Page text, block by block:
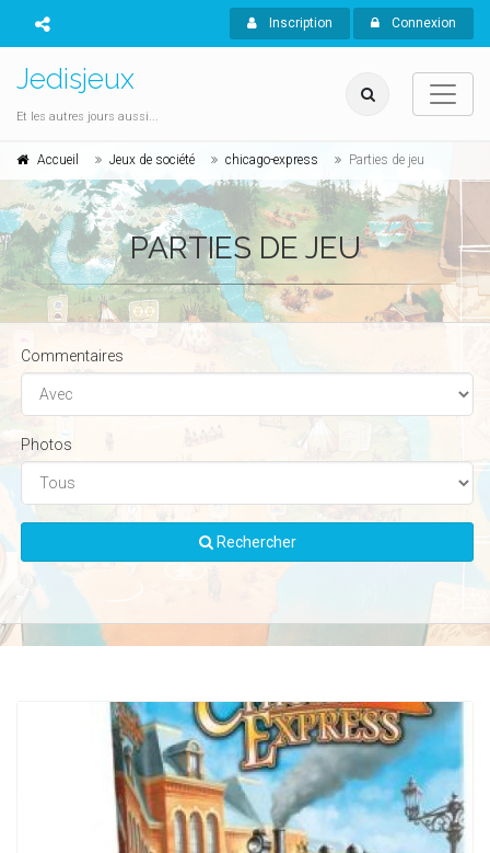
Inscription Connexion
Jedisjeux
Et les autres jours aussi...
Accueil Jeux de société chicago-express Parties de jeu
PARTIES DE JEU
Commentaires
Photos
Rechercher